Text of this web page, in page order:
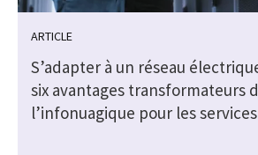
ARTICLE
S’adapter à un réseau
six avantages transformateurs
l’infonuagique pour les